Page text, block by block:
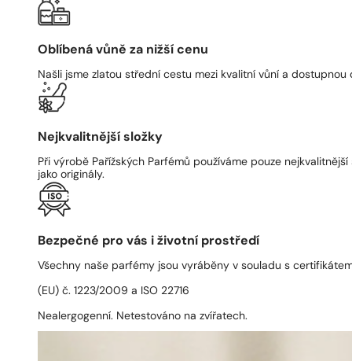
Oblíbená vůně za nižší cenu
Našli jsme zlatou střední cestu mezi kvalitní vůní a dostupnou
Nejkvalitnější složky
Při výrobě Pařížských Parfémů používáme pouze
jako originály.
Bezpečné pro vás i životní prostředí
Všechny naše parfémy jsou vyráběny v souladu s
(EU) č. 1223/2009 a ISO 22716
Nealergogenní. Netestováno na zvířatech.